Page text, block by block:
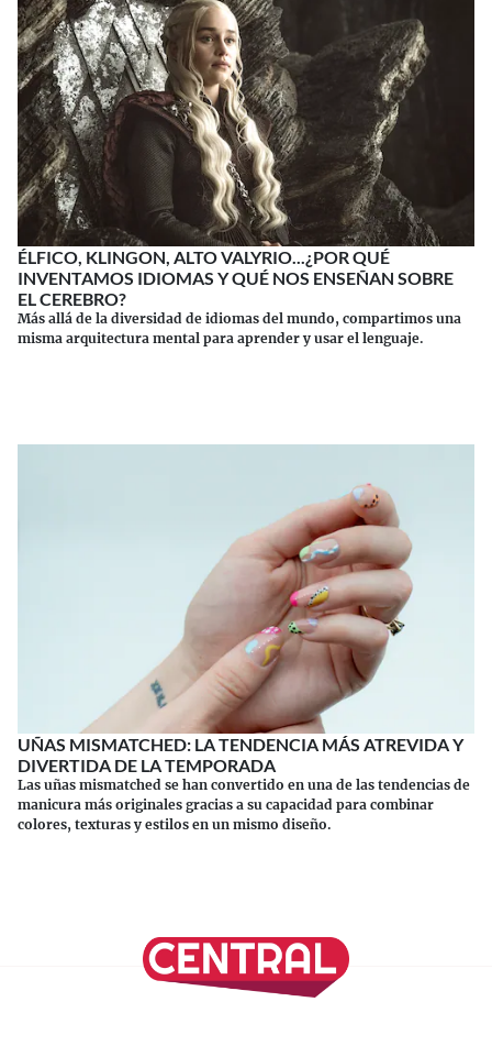
ÉLFICO, KLINGON, ALTO VALYRIO...¿POR QUÉ
INVENTAMOS IDIOMAS Y QUÉ NOS ENSEÑAN SOBRE
EL CEREBRO?
Más allá de la diversidad de idiomas del mundo, compartimos una
misma arquitectura mental para aprender y usar el lenguaje.
UÑAS MISMATCHED: LA TENDENCIA MÁS ATREVIDA Y
DIVERTIDA DE LA TEMPORADA
Las uñas mismatched se han convertido en una de las tendencias de
manicura más originales gracias a su capacidad para combinar
colores, texturas y estilos en un mismo diseño.